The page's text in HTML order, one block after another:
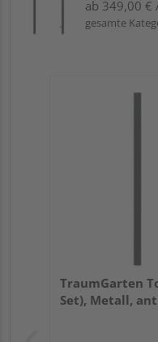
ab 349,00 €
gesamte
TraumGarten
Set), Metall,